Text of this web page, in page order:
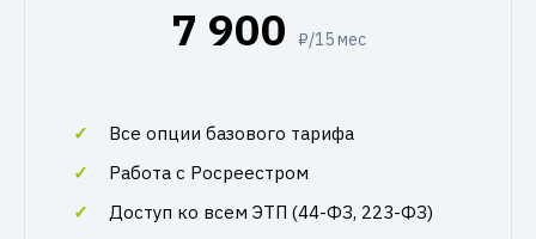
7 900 ₽/15 мес
Все опции базового тарифа
Работа с Росреестром
Доступ ко всем ЭТП (44-ФЗ, 223-ФЗ)